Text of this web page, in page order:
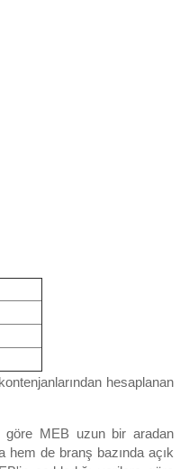
hesaplanan
göre MEB uzun bir aradan
hem de branş bazında açık